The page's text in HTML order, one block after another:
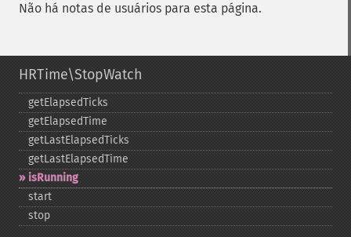
Não há notas de usuários para esta página.
HRTime\StopWatch
getElapsedTicks
getElapsedTime
getLastElapsedTicks
getLastElapsedTime
isRunning
start
stop